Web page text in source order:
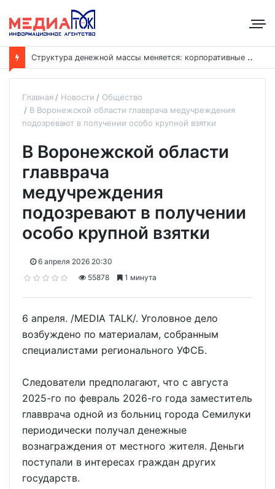
С
труктура денежной массы меняется: корпоративные депозиты обогнали вклады населения
Главная Новости
Общество
В Воронежской области главврача медучреждения
подозревают в получении особо крупной взятки
В Воронежской области
главврача
медучреждения
подозревают в получении
особо крупной взятки
6 апреля 2026 20:30
55878
1 минута
6 апреля. /MEDIA TALK/. Уголовное дело
возбуждено по материалам, собранным
специалистами регионального УФСБ.
Следователи предполагают, что с августа
2025-го по февраль 2026-го года заместитель
главврача одной из больниц города Семилуки
периодически получал денежные
вознаграждения от местного жителя. Деньги
поступали в интересах граждан других
государств.